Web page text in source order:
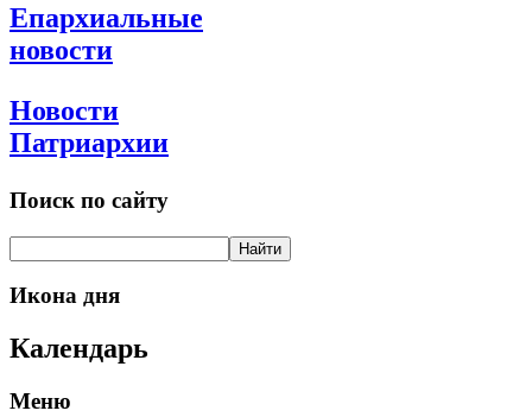
Епархиальные
новости
Новости
Патриархии
Поиск по сайту
Икона дня
Календарь
Меню